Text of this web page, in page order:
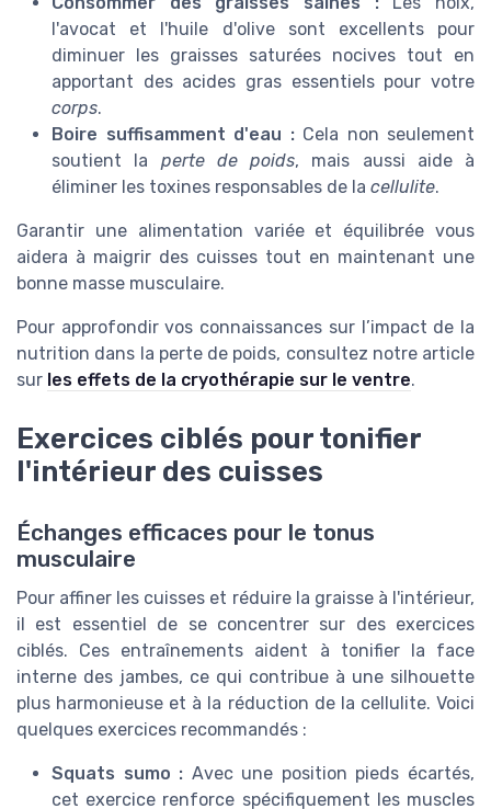
l'avocat et l'huile d'olive sont excellents pour
diminuer les graisses saturées nocives tout en
apportant des acides gras essentiels pour votre
corps.
Boire suffisamment d'eau :Cela non seulement
soutient la perte de poids, mais aussi aide à
éliminer les toxines responsables de la cellulite.
Garantir une alimentation variée et équilibrée vous
aidera à maigrir des cuisses tout en maintenant une
bonne masse musculaire.
Pour approfondir vos connaissances sur l’impact de la
nutrition dans la perte de poids, consultez notre article
sur les effets de la cryothérapie sur le ventre.
Exercices ciblés pour tonifier
l'intérieur des cuisses
Échanges efficaces pour le tonus
musculaire
Pour affiner les cuisses et réduire la graisse à l'intérieur,
il est essentiel de se concentrer sur des exercices
ciblés. Ces entraînements aident à tonifier la face
interne des jambes, ce qui contribue à une silhouette
plus harmonieuse et à la réduction de la cellulite. Voici
quelques exercices recommandés :
Squats sumo : Avec une position pieds écartés,
cet exercice renforce spécifiquement les muscles